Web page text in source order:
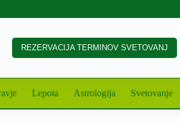
REZERVACIJA TERMINOV SVETOVANJ
Lepota Astrologija Svetovanje